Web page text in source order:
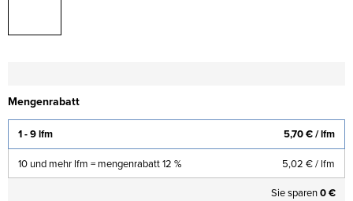
Mengenrabatt
1 - 9 lfm 5,70 €/ lfm
10 und mehr lfm = mengenrabatt 12 % 5,02 €/ lfm
Sie sparen0 €